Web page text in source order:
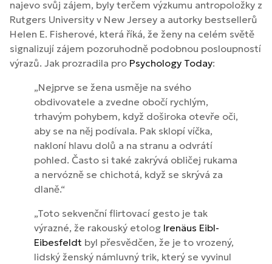
najevo svůj zájem, byly terčem výzkumu antropoložky z
Rutgers University v New Jersey a autorky bestsellerů
Helen E. Fisherové, která říká, že ženy na celém světě
signalizují zájem pozoruhodně podobnou posloupností
výrazů. Jak prozradila pro Psychology Today:
„Nejprve se žena usměje na svého
obdivovatele a zvedne obočí rychlým,
trhavým pohybem, když doširoka otevře oči,
aby se na něj podívala. Pak sklopí víčka,
nakloní hlavu dolů a na stranu a odvrátí
pohled. Často si také zakrývá obličej rukama
a nervózně se chichotá, když se skrývá za
dlaně.“
„Toto sekvenční flirtovací gesto je tak
výrazné, že rakouský etolog Irenäus Eibl-
Eibesfeldt byl přesvědčen, že je to vrozený,
lidský ženský námluvný trik, který se vyvinul